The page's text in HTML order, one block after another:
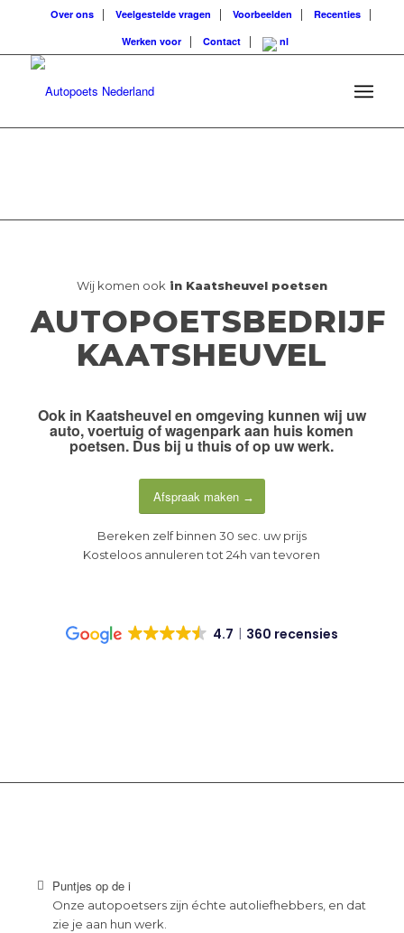
Over ons Veelgestelde vragen Voorbeelden
Recenties
Werken voor
Contact
Wij komen ook in Kaatsheuvel poetsen
AUTOPOETSBEDRIJF
KAATSHEUVEL
Ook in Kaatsheuvel en omgeving kunnen wij uw
auto, voertuig of wagenpark aan huis komen
poetsen. Dus bij u thuis of op uw werk.
Afspraak maken
Bereken zelf binnen 30 sec. uw prijs
Kosteloos annuleren tot 24h van tevoren
4.7 360 recensies
Puntjes op de i
Onze autopoetsers zijn échte autoliefhebbers, en dat
zie je aan hun werk.